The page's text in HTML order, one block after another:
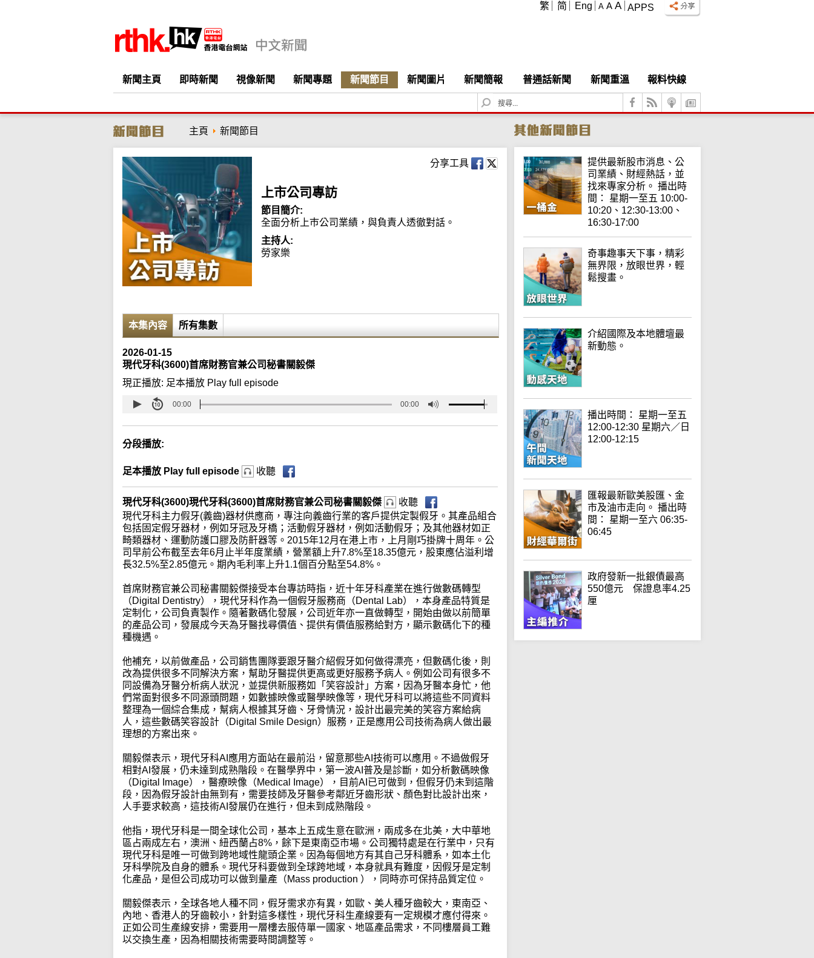
APPS
A A A
繁 简 Eng
新聞主頁 即時新聞 視像新聞 新聞專題 新聞節目 新聞圖片 新聞簡報 普通話新聞 新聞重溫
報料快線
S
e
c
h
主頁 新聞節目
分享工具
上市公司專訪
節目簡介:
全面分析上巿公司業績，與負責人透徹對話。
主持人:
勞家樂
本集內容 所有集數
2026-01-15
現代牙科(3600)首席財務官兼公司秘書關毅傑
現正播放: 足本播放 Play full episode
00:00 00:00
分段播放:
足本播放 Play full episode 收聽
現代牙科(3600)現代牙科(3600)首席財務官兼公司秘書關毅傑
收聽
現代牙科主力假牙(義齒)器材供應商，專注向義齒行業的客戶提供定製假牙。其產品組合
包括固定假牙器材，例如牙冠及牙橋；活動假牙器材，例如活動假牙；及其他器材如正
畸類器材、運動防護口膠及防鼾器等。2015年12月在港上市，上月剛巧掛牌十周年。公
司早前公布截至去年6月止半年度業績，營業額上升7.8%至18.35億元，股東應佔溢利增
長32.5%至2.85億元。期內毛利率上升1.1個百分點至54.8%。
首席財務官兼公司秘書關毅傑接受本台專訪時指，近十年牙科產業在進行做數碼轉型
（Digital Dentistry），現代牙科作為一個假牙服務商（Dental Lab），本身產品特質是
定制化，公司負責製作。隨著數碼化發展，公司近年亦一直做轉型，開始由做以前簡單
的產品公司，發展成今天為牙醫找尋價值、提供有價值服務給對方，顯示數碼化下的種
種機遇。
他補充，以前做產品，公司銷售團隊要跟牙醫介紹假牙如何做得漂亮，但數碼化後，則
改為提供很多不同解決方案，幫助牙醫提供更高或更好服務予病人。例如公司有很多不
同設備為牙醫分析病人狀況，並提供新服務如「笑容設計」方案，因為牙醫本身忙，他
們常面對很多不同源頭問題，如數據映像或醫學映像等，現代牙科可以將這些不同資料
整理為一個綜合集成，幫病人根據其牙齒、牙骨情況，設計出最完美的笑容方案給病
人，這些數碼笑容設計（Digital Smile Design）服務，正是應用公司技術為病人做出最
理想的方案出來。
關毅傑表示，現代牙科AI應用方面站在最前沿，留意那些AI技術可以應用。不過做假牙
相對AI發展，仍未達到成熟階段。在醫學界中，第一波AI普及是診斷，如分析數碼映像
（Digital Image），醫療映像（Medical Image），目前AI已可做到，但假牙仍未到這階
段，因為假牙設計由無到有，需要技師及牙醫參考鄰近牙齒形狀、顏色對比設計出來，
人手要求較高，這技術AI發展仍在進行，但未到成熟階段。
他指，現代牙科是一間全球化公司，基本上五成生意在歐洲，兩成多在北美，大中華地
區占兩成左右，澳洲、紐西蘭占8%，餘下是東南亞市場。公司獨特處是在行業中，只有
現代牙科是唯一可做到跨地域性龍頭企業。因為每個地方有其自己牙科體系，如本土化
牙科學院及自身的體系。現代牙科要做到全球跨地域，本身就具有難度，因假牙是定制
化產品，是但公司成功可以做到量產（Mass production ），同時亦可保持品質定位。
關毅傑表示，全球各地人種不同，假牙需求亦有異，如歐、美人種牙齒較大，東南亞、
內地、香港人的牙齒較小，針對這多樣性，現代牙科生產線要有一定規模才應付得來。
正如公司生產線安排，需要用一層樓去服侍單一國家、地區產品需求，不同樓層員工難
以交換生產，因為相關技術需要時間調整等。
提供最新股市消息、公
司業績、財經熱話，並
找來專家分析。 播出時
間： 星期一至五 10:00-
10:20、12:30-13:00、
16:30-17:00
奇事趣事天下事，精彩
無界限，放眼世界，輕
鬆搜畫。
介紹國際及本地體壇最
新動態。
播出時間： 星期一至五
12:00-12:30 星期六／日
12:00-12:15
匯報最新歐美股匯、金
市及油市走向。 播出時
間： 星期一至六 06:35-
06:45
政府發新一批銀債最高
550億元 保證息率4.25
厘